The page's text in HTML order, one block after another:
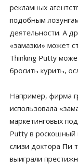
рекламных
подобным
деятельности. А
«замазки» может
Thinking Putty
бросить курить,
Например, фирма
использовала
маркетинговых
Putty в роскошный
слизи доктора Пи
выиграли